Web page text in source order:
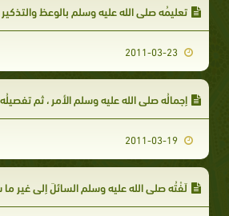
تعليمُه صلى الله عليه وسلم بالوعظ والتذكير
إجمالُه صلى الله عليه وسلم الأمر ، ثم تفصيلُه ليكون
لَفْتُه صلى الله عليه وسلم السائلَ إلى غير